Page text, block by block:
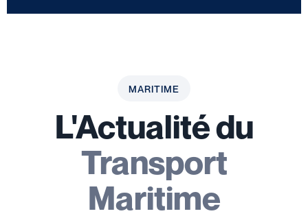
MARITIME
L'Actualité du
Transport
Maritime